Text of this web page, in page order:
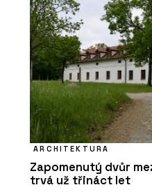
ARCHITEKTURA
Zapomenutý dvůr
trvá už třináct let